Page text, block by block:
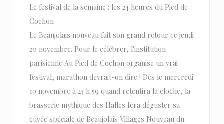
Le festival de la semaine : les 24 heures du Pied de
Cochon
Le Beaujolais nouveau fait son grand retour ce jeudi
20 novembre. Pour le célébrer, l'institution
parisienne Au Pied de Cochon organise un vrai
festival, marathon devrait-on dire ! Dès le mercredi
19 novembre à 23 h 59 quand retentira la cloche, la
brasserie mythique des Halles fera déguster sa
cuvée spéciale de Beaujolais Villages Nouveau du